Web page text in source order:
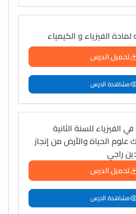
فمجال
الفيزياء و الكيمياء
تحميل الدرس
مشاهدة الدرس
ملخص رقم 3 في الفيزياء للسنة الثانية
علوم الحياة والأرض من إنجاز
راجي
تحميل الدرس
مشاهدة الدرس